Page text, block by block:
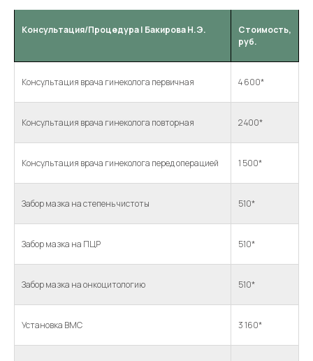
ГИНЕКОЛОГИЯ
руб.
Консультация/Процедура | Бакирова Н.Э.
Стоимость,
руб.
Консультация врача гинеколога первичная 4 600*
Консультация врача гинеколога повторная 2 400*
Консультация врача гинеколога перед операцией 1 500*
Забор мазка на степень чистоты 510*
Забор мазка на ПЦР 510*
Забор мазка на онкоцитологию 510*
Установка ВМС 3 160*